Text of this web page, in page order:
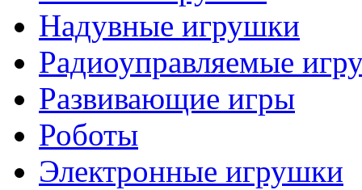
Надувные игрушки
Радиоуправляемые
Развивающие игры
Роботы
Электронные игрушки